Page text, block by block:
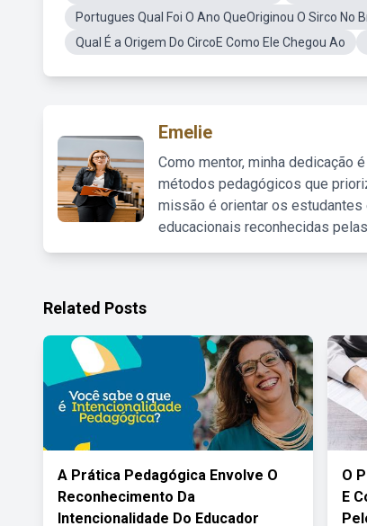
Portugues Qual Foi O Ano QueOriginou O Sirco No
Qual É a Origem Do CircoE Como Ele Chegou Ao
Emelie
Como mentor, minha dedicação
métodos pedagógicos que
missão é orientar os estudantes
educacionais reconhecidas
Related Posts
A Prática Pedagógica Envolve O
Reconhecimento Da
Intencionalidade Do Educador
O
E